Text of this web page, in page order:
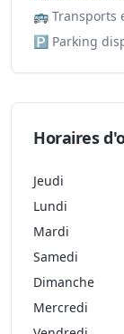
🚌 Transports
🅿️ Parking
Horaires
Jeudi
Lundi
Mardi
Samedi
Dimanche
Mercredi